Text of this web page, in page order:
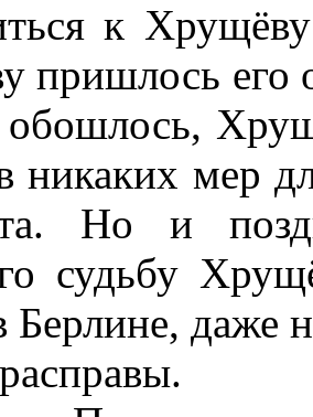
к
пришлось его
обошлось,
никаких мер
Но и
судьбу
Берлине, даже